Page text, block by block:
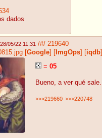
dados
28/05/22 11:31 /#/ 219640
[Google] [ ImgOps] [iqdb]
= 05
Bueno, a ver qué sale.
>>>219660 >>>220748